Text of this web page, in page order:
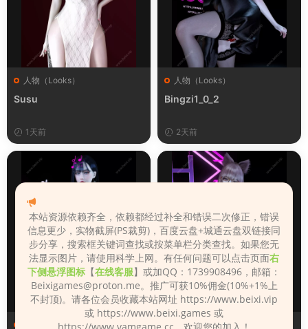
人物（Looks）
Susu
1天前
人物（Looks）
Bingzi1_0_2
2天前
人物（Looks） 人物（Looks）
本站资源依赖齐全，依赖都经过补全和错误二次修正，错误
信息更少，实物截屏(PS裁剪)，百度云盘+城通云盘双链接同
步分享，搜索框关键词查找或按菜单栏分类查找。如果您无
法显示图片，请使用科学上网。有任何问题可以点击页面右
下侧悬浮图标 【在线客服】或加QQ：1739908496，邮箱：
Beixigames@proton.me。推广可获10%佣金(10%+1%上
不封顶)。请各位会员收藏本站网址 https://www.beixi.vip
或 https://www.beixi.games 或